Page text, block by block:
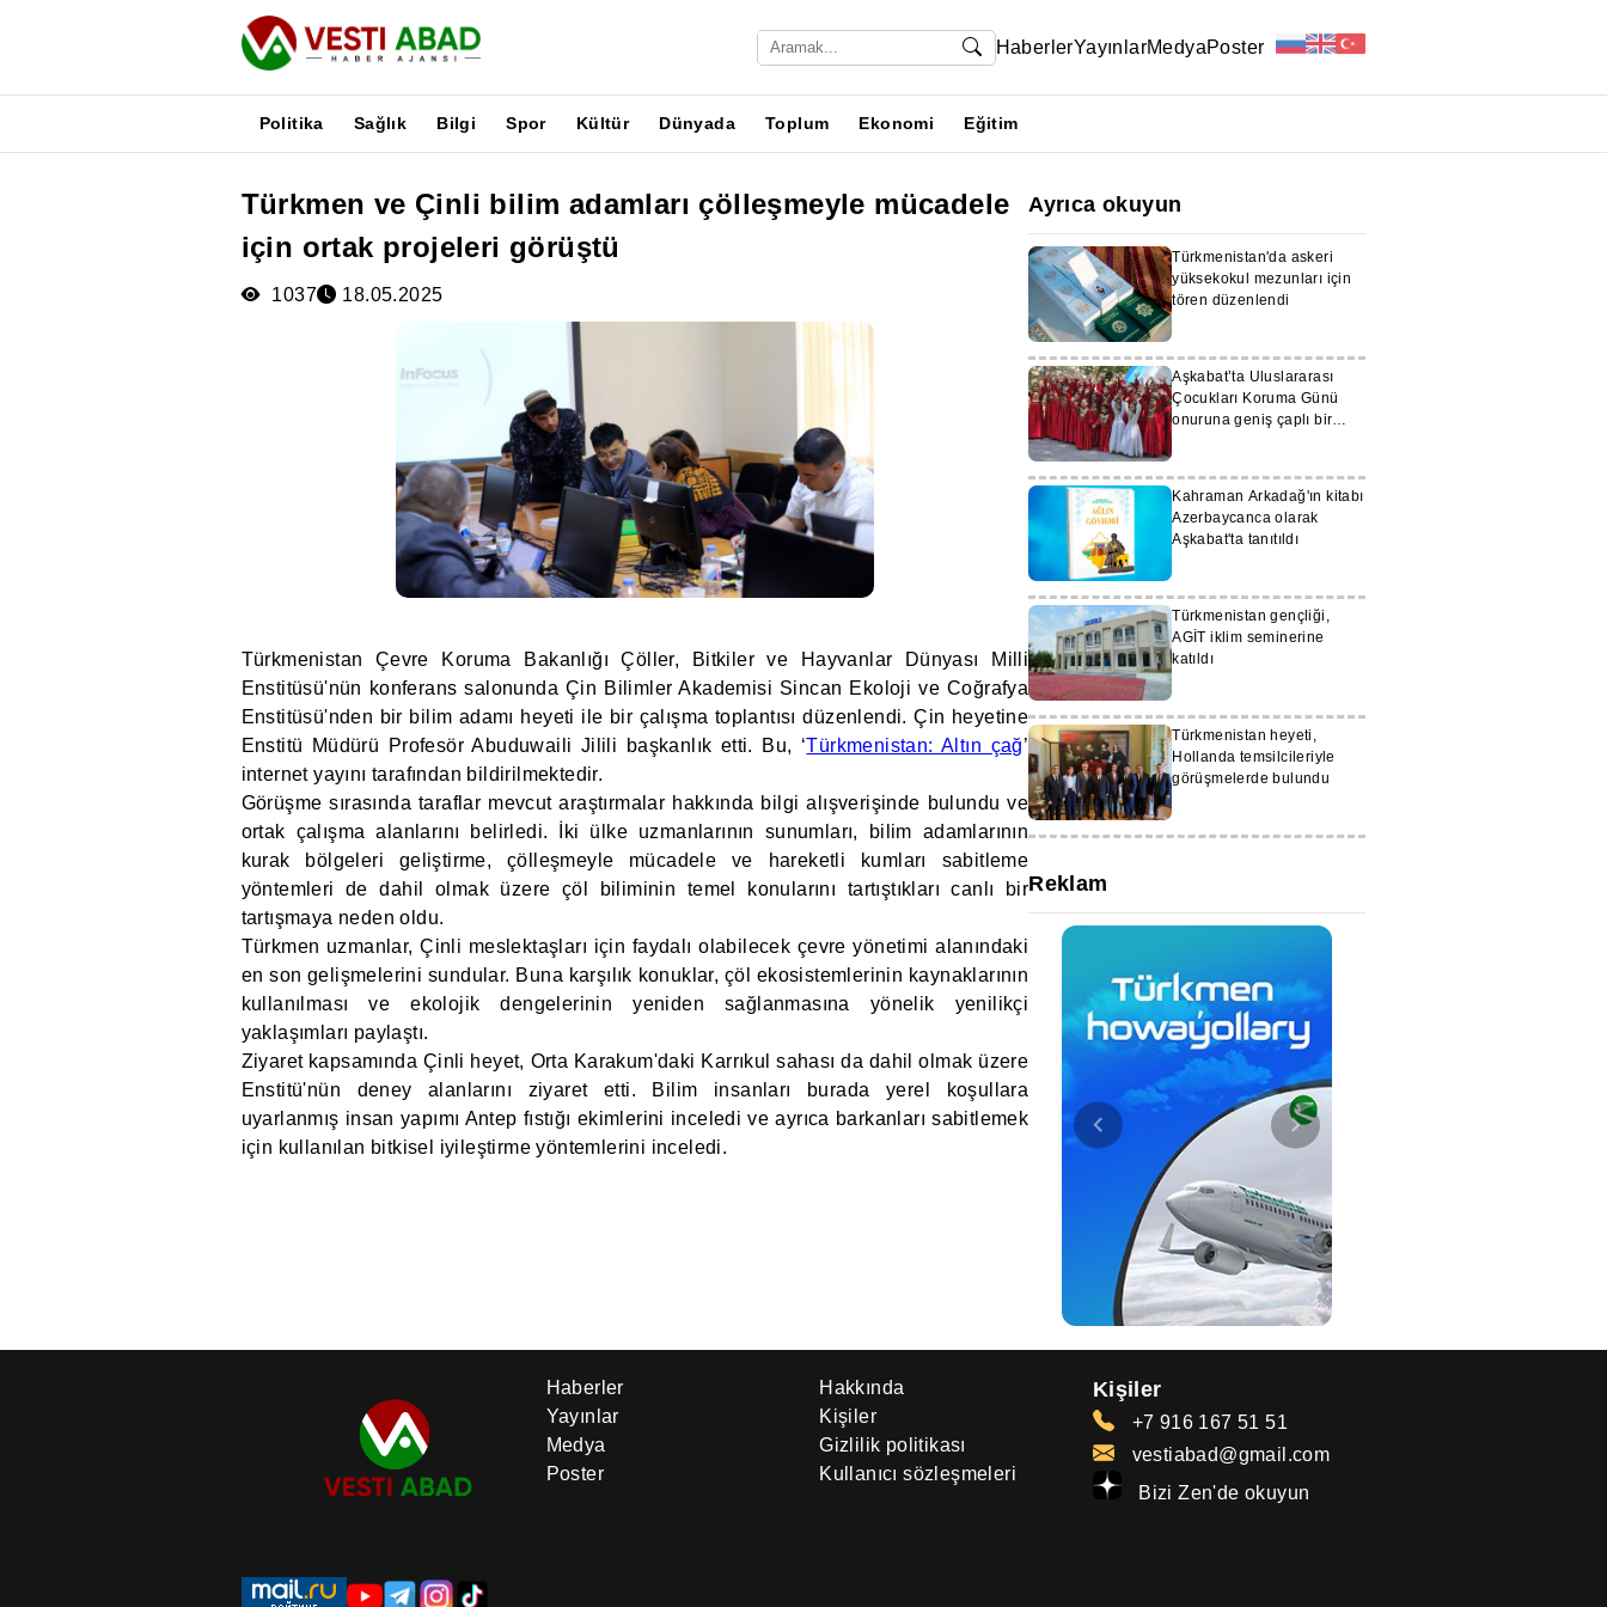
HaberlerYayınlarMedyaPoster
Politika Sağlık Bilgi Spor Kültür Dünyada Toplum Ekonomi Eğitim
Türkmen ve Çinli bilim adamları çölleşmeyle mücadele
için ortak projeleri görüştü
1037 18.05.2025
Türkmenistan Çevre Koruma Bakanlığı Çöller, Bitkiler ve Hayvanlar Dünyası Milli
Enstitüsü'nün konferans salonunda Çin Bilimler Akademisi Sincan Ekoloji ve Coğrafya
Enstitüsü'nden bir bilim adamı heyeti ile bir çalışma toplantısı düzenlendi. Çin heyetine
Enstitü Müdürü Profesör Abuduwaili Jilili başkanlık etti. Bu, ‘Türkmenistan: Altın çağ’
internet yayını tarafından bildirilmektedir.
Görüşme sırasında taraflar mevcut araştırmalar hakkında bilgi alışverişinde bulundu ve
ortak çalışma alanlarını belirledi. İki ülke uzmanlarının sunumları, bilim adamlarının
kurak bölgeleri geliştirme, çölleşmeyle mücadele ve hareketli kumları sabitleme
yöntemleri de dahil olmak üzere çöl biliminin temel konularını tartıştıkları canlı bir
tartışmaya neden oldu.
Türkmen uzmanlar, Çinli meslektaşları için faydalı olabilecek çevre yönetimi alanındaki
en son gelişmelerini sundular. Buna karşılık konuklar, çöl ekosistemlerinin kaynaklarının
kullanılması ve ekolojik dengelerinin yeniden sağlanmasına yönelik yenilikçi
yaklaşımları paylaştı.
Ziyaret kapsamında Çinli heyet, Orta Karakum'daki Karrıkul sahası da dahil olmak üzere
Enstitü'nün deney alanlarını ziyaret etti. Bilim insanları burada yerel koşullara
uyarlanmış insan yapımı Antep fıstığı ekimlerini inceledi ve ayrıca barkanları sabitlemek
için kullanılan bitkisel iyileştirme yöntemlerini inceledi.
Ayrıca okuyun
Türkmenistan'da askeri
yüksekokul mezunları için
tören düzenlendi
Aşkabat’ta Uluslararası
Çocukları Koruma Günü
onuruna geniş çaplı bir
Kahraman Arkadağ'ın kitabı
Azerbaycanca olarak
Aşkabat'ta tanıtıldı
Türkmenistan gençliği,
AGİT iklim seminerine
katıldı
Türkmenistan heyeti,
Hollanda temsilcileriyle
görüşmelerde bulundu
Reklam
Haberler
Yayınlar
Medya
Poster
Hakkında
Kişiler
Gizlilik politikası
Kullanıcı sözleşmeleri
Kişiler
+7 916 167 51 51
vestiabad@gmail.com
Bizi Zen'de okuyun